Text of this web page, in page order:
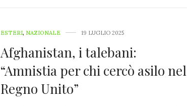
ESTERI, NAZIONALE 19 LUGLIO 2025
Afghanistan, i talebani:
“Amnistia per chi cercò asilo nel
Regno Unito”